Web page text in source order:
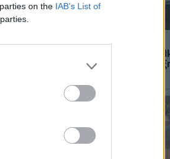
on the IAB’s List of
Πάνω από 45.000 διελεύσεις
στους Ευζώνους: Μαζική